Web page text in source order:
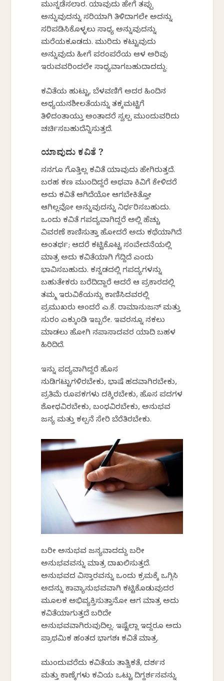
ಮುನ್ನಡೆಸಲಾರ. ಯಾವುದು ಹೇಗೆ ತಪ್ಪು
ಅನ್ನುವುದನ್ನು ಸರಿಯಾಗಿ ತಿಳಿದಾಗಲೇ ಅದನ್ನು
ಸರಿಪಡಿಸಿಕೊಳ್ಳಲು ಸಾಧ್ಯ ಅನ್ನುವುದನ್ನು
ಮರೆಯಕೂಡದು. ಮುರಿದು ಕಟ್ಟುವುದು
ಅನ್ನುವುದು ಹೀಗೆ ಪರಂಪರೆಯ ಆಳ ಅರಿವು
ಇರುವವರಿಂದಲೇ ಸಾಧ್ಯವಾಗಬಹುದಾದದ್ದು.
ಕವಿತೆಯ ಹುಟ್ಟು, ಬೆಳವಣಿಗೆ ಅದರ ಹಿಂದಿನ
ಅಧ್ಯಯನಶೀಲತೆಯನ್ನು ತಕ್ಕಮಟ್ಟಿಗೆ
ತಿಳಿದಂತಾಯ್ತು ಅಂತಾದರೆ ಸ್ವಲ್ಪ ಮುಂದುವರಿದು
ಚರ್ಚಿಸಬಹುದೆನ್ನಿಸುತ್ತದೆ.
ಯಾವುದು ಕವಿತೆ ?
ನನಗೂ ಗೊತ್ತಿಲ್ಲ ಕವಿತೆ ಯಾವುದು ಹೇಗಿರುತ್ತದೆ.
ಬರಹ ಕಣ್ಣ ಮುಂದಿದ್ದರೆ ಅಥವಾ ಕಿವಿಗೆ ಕೇಳಿದರೆ
ಅದು ಕವಿತೆ ಆಗಿದೆಯೋ ಆಗಬೇಕಿತ್ತೋ
ಆಗಿಲ್ಲವೋ ಅನ್ನುವುದನ್ನು ನಿರ್ಧರಿಸಬಹುದು.
ಒಂದು ಕವಿತೆ ಗಪದ್ಯವಾಗಿದ್ದರೆ ಅಲ್ಲಿ ಹೆಚ್ಚು
ವಿವರಣೆ ಕಾಣಿಸುತ್ತಾ ಹೋದರೆ ಅದು ಕಥೆಯಾಗಿದೆ
ಅಂತರ್ಥ; ಆದರೆ ಕಟ್ಟಿಕೊಟ್ಟ ಸಂವೇದನೆಯಲ್ಲಿ
ಮಾತ್ರ ಅದು ಕವಿತೆಯಾಗಿ ಗೆದ್ದಿದೆ ಎಂದು
ಭಾವಿಸಬಹುದು. ಕನ್ನಡದಲ್ಲಿ ಗಪದ್ಯಗಳನ್ನು
ಬಹುತೇಕರು ಬರೆದಿದ್ದಾರೆ ಆದರೆ ಆ ಪ್ರಕಾರದಲ್ಲಿ
ತಮ್ಮ ಇರುವಿಕೆಯನ್ನು ಕಾಣಿಸಿದವರಲ್ಲಿ
ಪ್ರಮುಖರು ಅಂದರೆ ಎ.ಕೆ. ರಾಮಾನುಜನ್ ಮತ್ತು
ಸುರಂ ಎಕ್ಕುಂಡಿ ಇಬ್ಬರೇ. ಇವರನ್ನೂ ನಕಲು
ಮಾಡಲು ಹೋಗಿ ನಪಾಸಾದವರ ಯಾದಿ ಬಹಳ
ಹಿರಿದಿದೆ.
ಇನ್ನು ಪದ್ಯವಾಗಿದ್ದರೆ ಹೊಸ
ನುಡಿಗಟ್ಟುಗಳಿರಬೇಕು, ಭಾಷೆ ಹದವಾಗಿರಬೇಕು,
ಪ್ರತಿಮೆ ರೂಪಕಗಳು ದಕ್ಕಿರಬೇಕು, ಹೊಸ ಪದಗಳ
ಶೋಧವಿರಬೇಕು, ಬಂಧವಿರಬೇಕು, ಅನುಭವ
ಜನ್ಯ ಮತ್ತು ಕಲ್ಪನೆ ಸೇರಿ ಬೆರೆತಿರಬೇಕು.
ಬರೀ ಅನುಭವ ಜನ್ಯವಾದದ್ದು ಬರೀ
ಅನುಭವವನ್ನು ಮಾತ್ರ ದಾಖಲಿಸುತ್ತದೆ.
ಅನುಭವದ ವಿಸ್ತಾರವನ್ನು ಒಂದು ಕ್ರಮಕ್ಕೆ ಒಗ್ಗಿಸಿ
ಅದನ್ನು ಕಾವ್ಯಾನುಭವವಾಗಿ ಕಟ್ಟಿಕೊಡುವುದರ
ಮೂಲಕ ಅಭಿವ್ಯಕ್ತಿಸುತ್ತಾನೋ ಆಗ ಮಾತ್ರ ಅದು
ಕವಿತೆಯಾಗುತ್ತದೆ ಬರಿದೇ
ಅನುಭವವಾಗಿರುವುದಿಲ್ಲ. ಇಷ್ಟೆಲ್ಲಾ ಇದ್ದರೂ ಅದು
ಪ್ರಾಥಮಿಕ ಹಂತದ ಭಾಗಶಃ ಕವಿತೆ ಮಾತ್ರ.
ಮುಂದುವರೆದು ಕವಿತೆಯ ತಾತ್ವಿಕತೆ, ದರ್ಶನ
ಮತ್ತು ಕಾಣ್ಕೆಗಳು ಕವಿಯ ಒಟ್ಟು ದಿಗ್ದರ್ಶನವನ್ನು